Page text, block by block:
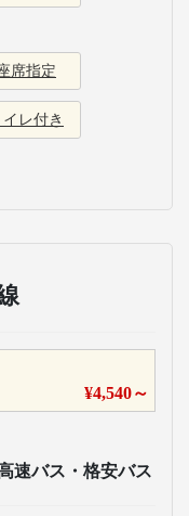
席指定
イレ付き
¥4,540～
速バス・格安バス